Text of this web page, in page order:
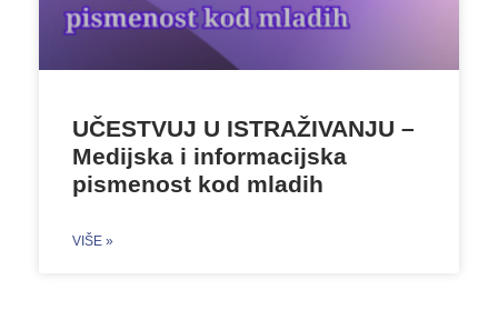
UČESTVUJ U ISTRAŽIVANJU –
Medijska i informacijska
pismenost kod mladih
VIŠE »